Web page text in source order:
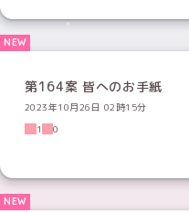
第164案 皆へのお手紙
2023年10月26日 02時15分
1
0